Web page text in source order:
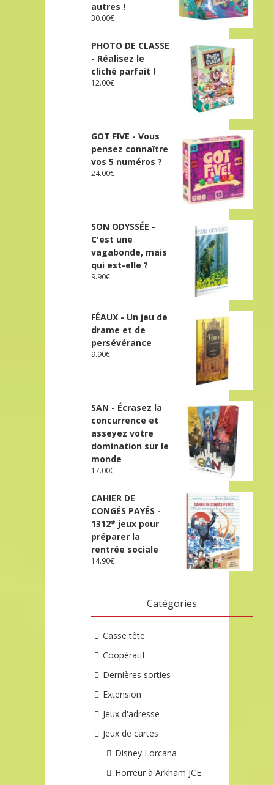
autres !
30.00€
PHOTO DE CLASSE
- Réalisez le
cliché parfait !
12.00€
GOT FIVE - Vous
pensez connaître
vos 5 numéros ?
24.00€
SON ODYSSÉE -
C'est une
vagabonde, mais
qui est-elle ?
9.90€
FÉAUX - Un jeu de
drame et de
persévérance
9.90€
SAN - Écrasez la
concurrence et
asseyez votre
domination sur le
monde
17.00€
CAHIER DE
CONGÉS PAYÉS -
1312* jeux pour
préparer la
rentrée sociale
14.90€
Catégories
Casse tête
Coopératif
Dernières sorties
Extension
Jeux d'adresse
Jeux de cartes
Disney Lorcana
Horreur à Arkham JCE